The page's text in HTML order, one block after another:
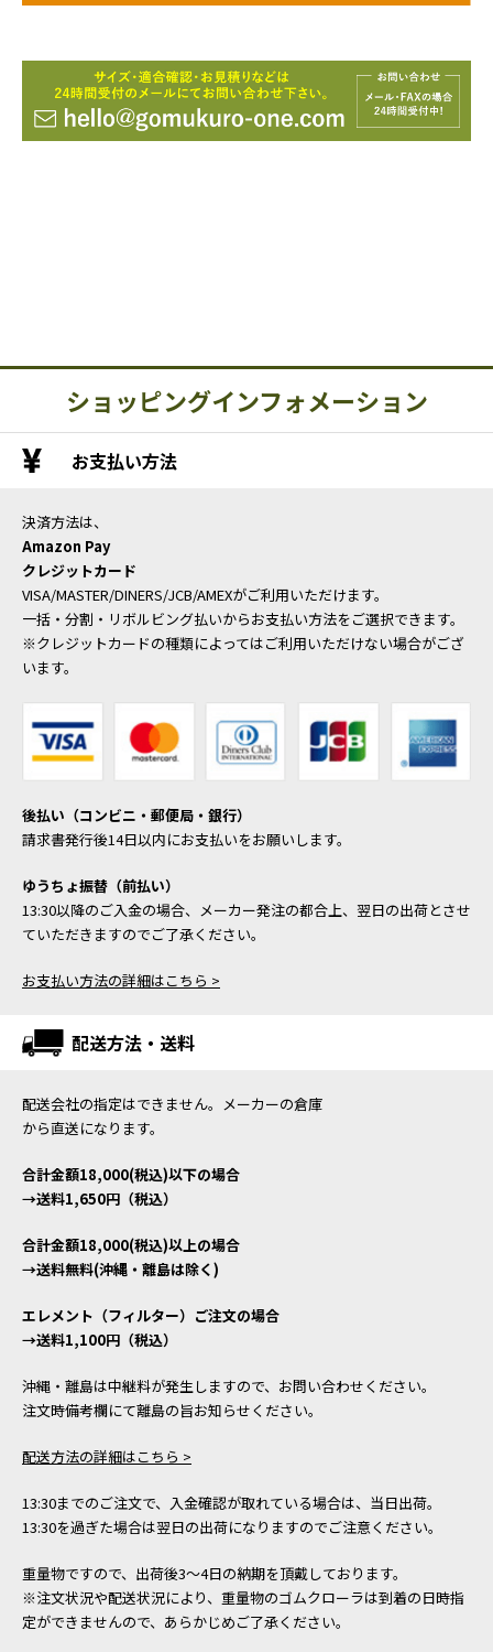
ショッピングインフォメーション
お支払い方法
決済方法は、
Amazon Pay
クレジットカード
VISA/MASTER/DINERS/JCB/AMEXがご利用いただけます。
一括・分割・リボルビング払いからお支払い方法をご選択できます。
※クレジットカードの種類によってはご利用いただけない場合がござ
います。
後払い（コンビニ・郵便局・銀行）
請求書発行後14日以内にお支払いをお願いします。
ゆうちょ振替（前払い）
13:30以降のご入金の場合、メーカー発注の都合上、翌日の出荷とさせ
ていただきますのでご了承ください。
お支払い方法の詳細はこちら >
配送方法・送料
配送会社の指定はできません。メーカーの倉庫
から直送になります。
合計金額18,000(税込)以下の場合
→送料1,650円（税込）
合計金額18,000(税込)以上の場合
→送料無料(沖縄・離島は除く)
エレメント（フィルター）ご注文の場合
→送料1,100円（税込）
沖縄・離島は中継料が発生しますので、お問い合わせください。
注文時備考欄にて離島の旨お知らせください。
配送方法の詳細はこちら >
13:30までのご注文で、入金確認が取れている場合は、当日出荷。
13:30を過ぎた場合は翌日の出荷になりますのでご注意ください。
重量物ですので、出荷後3～4日の納期を頂戴しております。
※注文状況や配送状況により、重量物のゴムクローラは到着の日時指
定ができませんので、あらかじめご了承ください。